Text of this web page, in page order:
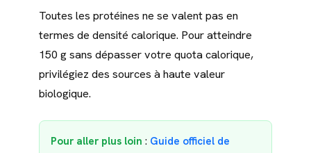
Toutes les protéines ne se valent pas en
termes de densité calorique. Pour atteindre
150 g sans dépasser votre quota calorique,
privilégiez des sources à haute valeur
biologique.
Pour aller plus loin : Guide officiel de